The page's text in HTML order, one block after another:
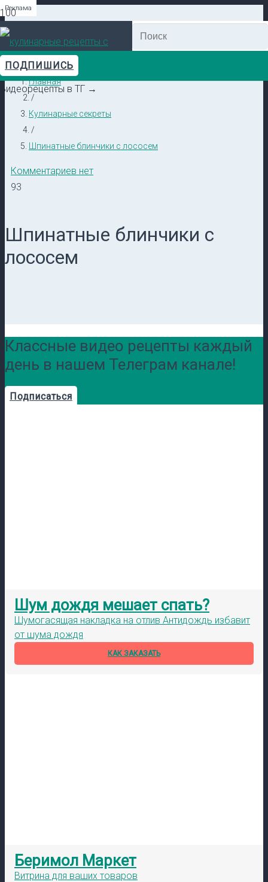
ПОДПИШИСЬ
Видеорецепты в ТГ →
Главная
/
Кулинарные секреты
/
Шпинатные блинчики с лососем
Комментариев нет
93
Шпинатные блинчики с
лососем
Классные видео рецепты каждый
день в нашем Телеграм канале!
Подписаться
Шум дождя мешает спать?
Шумогасящая накладка на отлив Антидождь избавит
от шума дождя
КАК ЗАКАЗАТЬ
Реклама
Беримол Маркет
Витрина для ваших товаров
Реклама
Реклама
Реклама
Реклама
Реклама